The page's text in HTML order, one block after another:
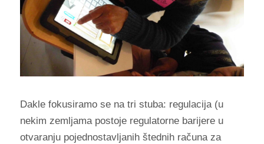
Dakle fokusiramo se na tri stuba: regulacija (u
nekim zemljama postoje regulatorne barijere u
otvaranju pojednostavljanih štednih računa za